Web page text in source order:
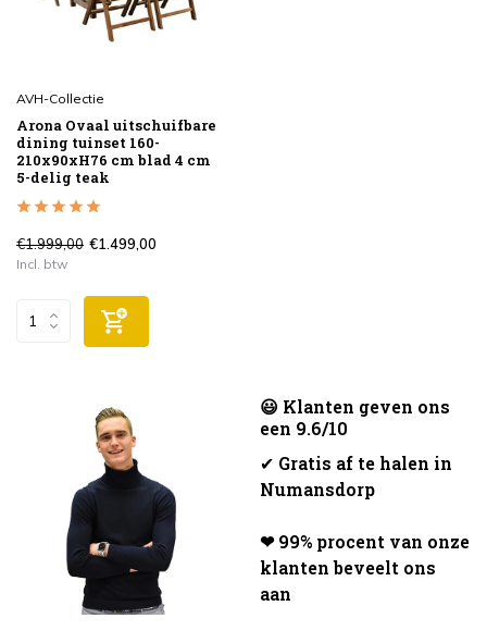
AVH-Collectie
Arona Ovaal uitschuifbare
dining tuinset 160-
210x90xH76 cm blad 4 cm
5-delig teak
€1.999,00 €1.499,00
Incl. btw
😃 Klanten geven ons
een 9.6/10
✔ Gratis af te halen in
Numansdorp
❤ 99% procent van onze
klanten beveelt ons
aan